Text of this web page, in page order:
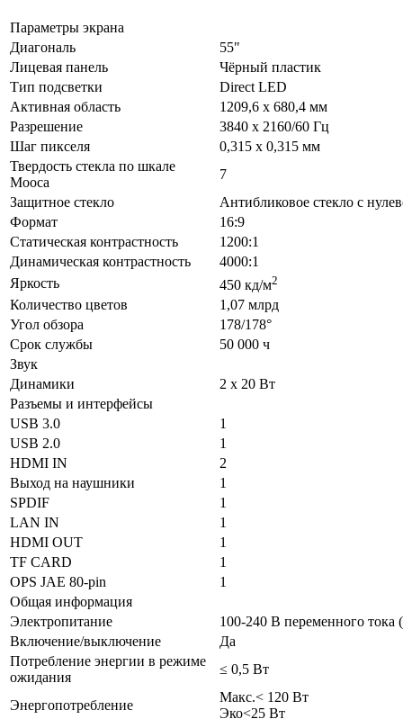
Параметры экрана
Диагональ
55"
Лицевая панель
Чёрный пластик
Тип подсветки
Direct LED
Активная область
1209,6 х 680,4 мм
Разрешение
3840 х 2160/60 Гц
Шаг пикселя
0,315 x 0,315 мм
Твердость стекла по шкале
Мооса
7
Защитное стекло
Антибликовое стекло с
Формат
16:9
Статическая контрастность
1200:1
Динамическая контрастность
4000:1
Яркость
450 кд/м2
Количество цветов
1,07 млрд
Угол обзора
178/178°
Срок службы
50 000 ч
Звук
Динамики
2 х 20 Вт
Разъемы и интерфейсы
USB 3.0
1
USB 2.0
1
HDMI IN
2
Выход на наушники
1
SPDIF
1
LAN IN
1
HDMI OUT
1
TF CARD
1
OPS JAE 80-pin
1
Общая информация
Электропитание
100-240 В переменного тока
Включение/выключение
Да
Потребление энергии в режиме
ожидания
≤ 0,5 Вт
Энергопотребление
Макс.< 120 Вт
Эко<25 Вт